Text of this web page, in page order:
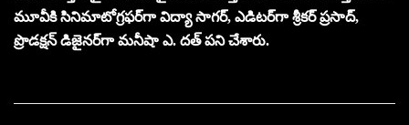
మూవీకి సినిమాటోగ్రఫర్‌గా విద్యా సాగర్, ఎడిటర్‌గా శ్రీకర్ ప్రసాద్,
ప్రొడక్షన్ డిజైనర్‌గా మనీషా ఎ. దత్ పని చేశారు.